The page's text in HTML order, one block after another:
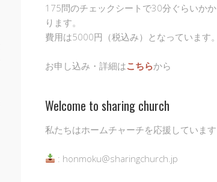
175問のチェックシートで30分ぐらいかか
ります。
費用は5000円（税込み）となっています。
お申し込み・詳細はこちらから
Welcome to sharing church
私たちはホームチャーチを応援しています
: honmoku@sharingchurch.jp